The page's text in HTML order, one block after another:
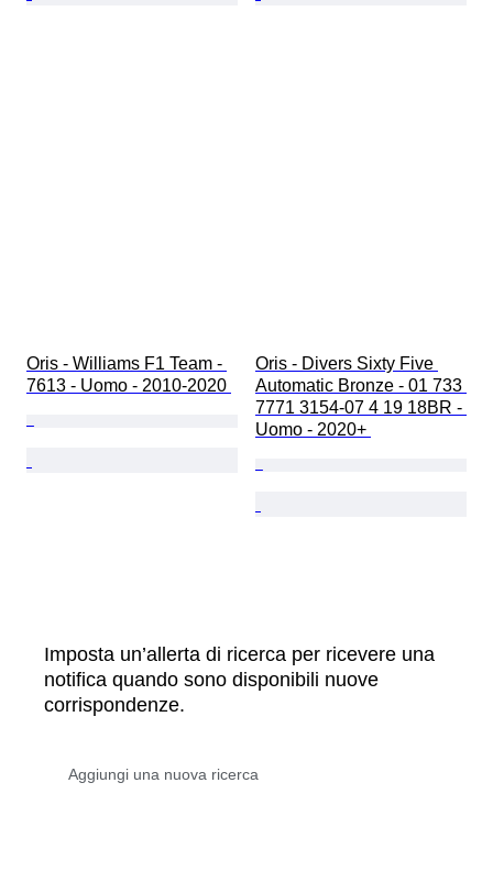
Oris - Williams F1 Team -
7613 - Uomo - 2010-2020
Oris - Divers Sixty Five
Automatic Bronze - 01 733
7771 3154-07 4 19 18BR -
Uomo - 2020+
Imposta un’allerta di ricerca per ricevere una
notifica quando sono disponibili nuove
corrispondenze.